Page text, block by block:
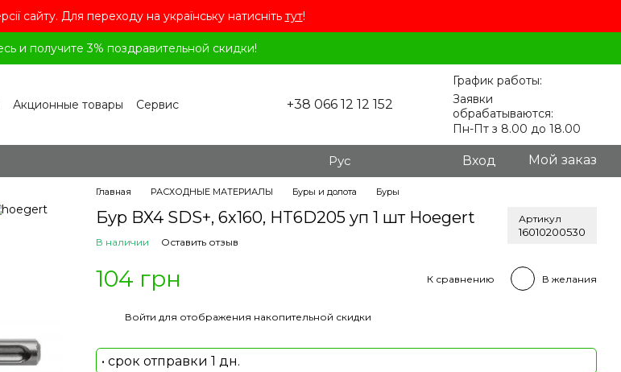
сайту. Для переходу на українську натисніть тут!
и получите 3% поздравительной скидки!
Акционные товары
Сервис
+38 066 12 12 152
График работы:
Заявки
обрабатываются:
Пн-Пт з 8.00 до 18.00
Рус Вход Мой заказ
Главная РАСХОДНЫЕ МАТЕРИАЛЫ Буры и долота Буры
Бур BX4 SDS+, 6x160, HT6D205 уп 1 шт Hoegert Артикул
16010200530
В наличии Оставить отзыв
104 грн К сравнению В желания
Войти для отображения накопительной скидки
• срок отправки 1 дн.